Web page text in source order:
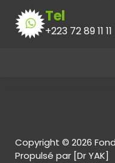
Tel
+223 72 89 11 11
Copyright © 2026
Propulsé par [Dr YAK]